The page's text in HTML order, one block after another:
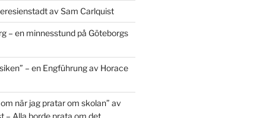
av Sam Carlquist
– en minnesstund på Göteborgs
– en Engführung av Horace
när jag pratar om skolan” av
– Alla borde prata om det.